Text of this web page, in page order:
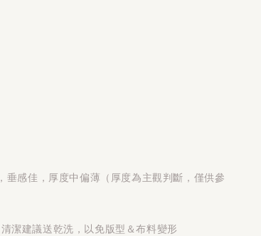
垂感佳，厚度中偏薄（厚度為主觀判斷，僅供參
潔建議送乾洗，以免版型＆布料變形